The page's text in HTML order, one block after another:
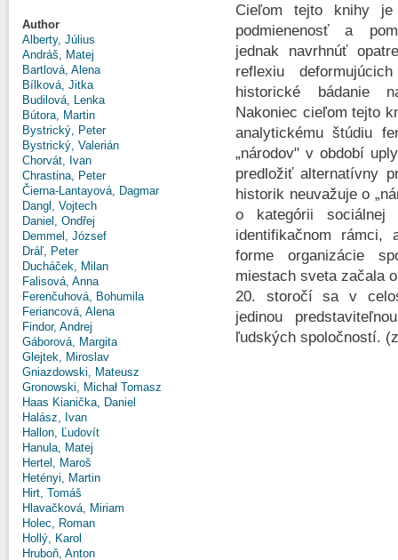
Author
Alberty, Július
Andráš, Matej
Bartlová, Alena
Bílková, Jitka
Budilová, Lenka
Bútora, Martin
Bystrický, Peter
Bystrický, Valerián
Chorvát, Ivan
Chrastina, Peter
Čierna-Lantayová, Dagmar
Dangl, Vojtech
Daniel, Ondřej
Demmel, József
Dráľ, Peter
Ducháček, Milan
Falisová, Anna
Ferenčuhová, Bohumila
Feriancová, Alena
Findor, Andrej
Gáborová, Margita
Glejtek, Miroslav
Gniazdowski, Mateusz
Gronowski, Michał Tomasz
Haas Kianička, Daniel
Halász, Ivan
Hallon, Ľudovít
Hanula, Matej
Hertel, Maroš
Hetényi, Martin
Hirt, Tomáš
Hlavačková, Miriam
Holec, Roman
Hollý, Karol
Hruboň, Anton
Cieľom tejto knihy je
podmienenosť a
jednak navrhnúť
reflexiu
historické bádanie
Nakoniec cieľom tejto
analytickému štúdiu
„národov" v období
predložiť alternatívny
historik neuvažuje o
o kategórii
identifikačnom rámci,
forme organizácie
miestach sveta začala
20. storočí sa v
jedinou
ľudských spoločností.